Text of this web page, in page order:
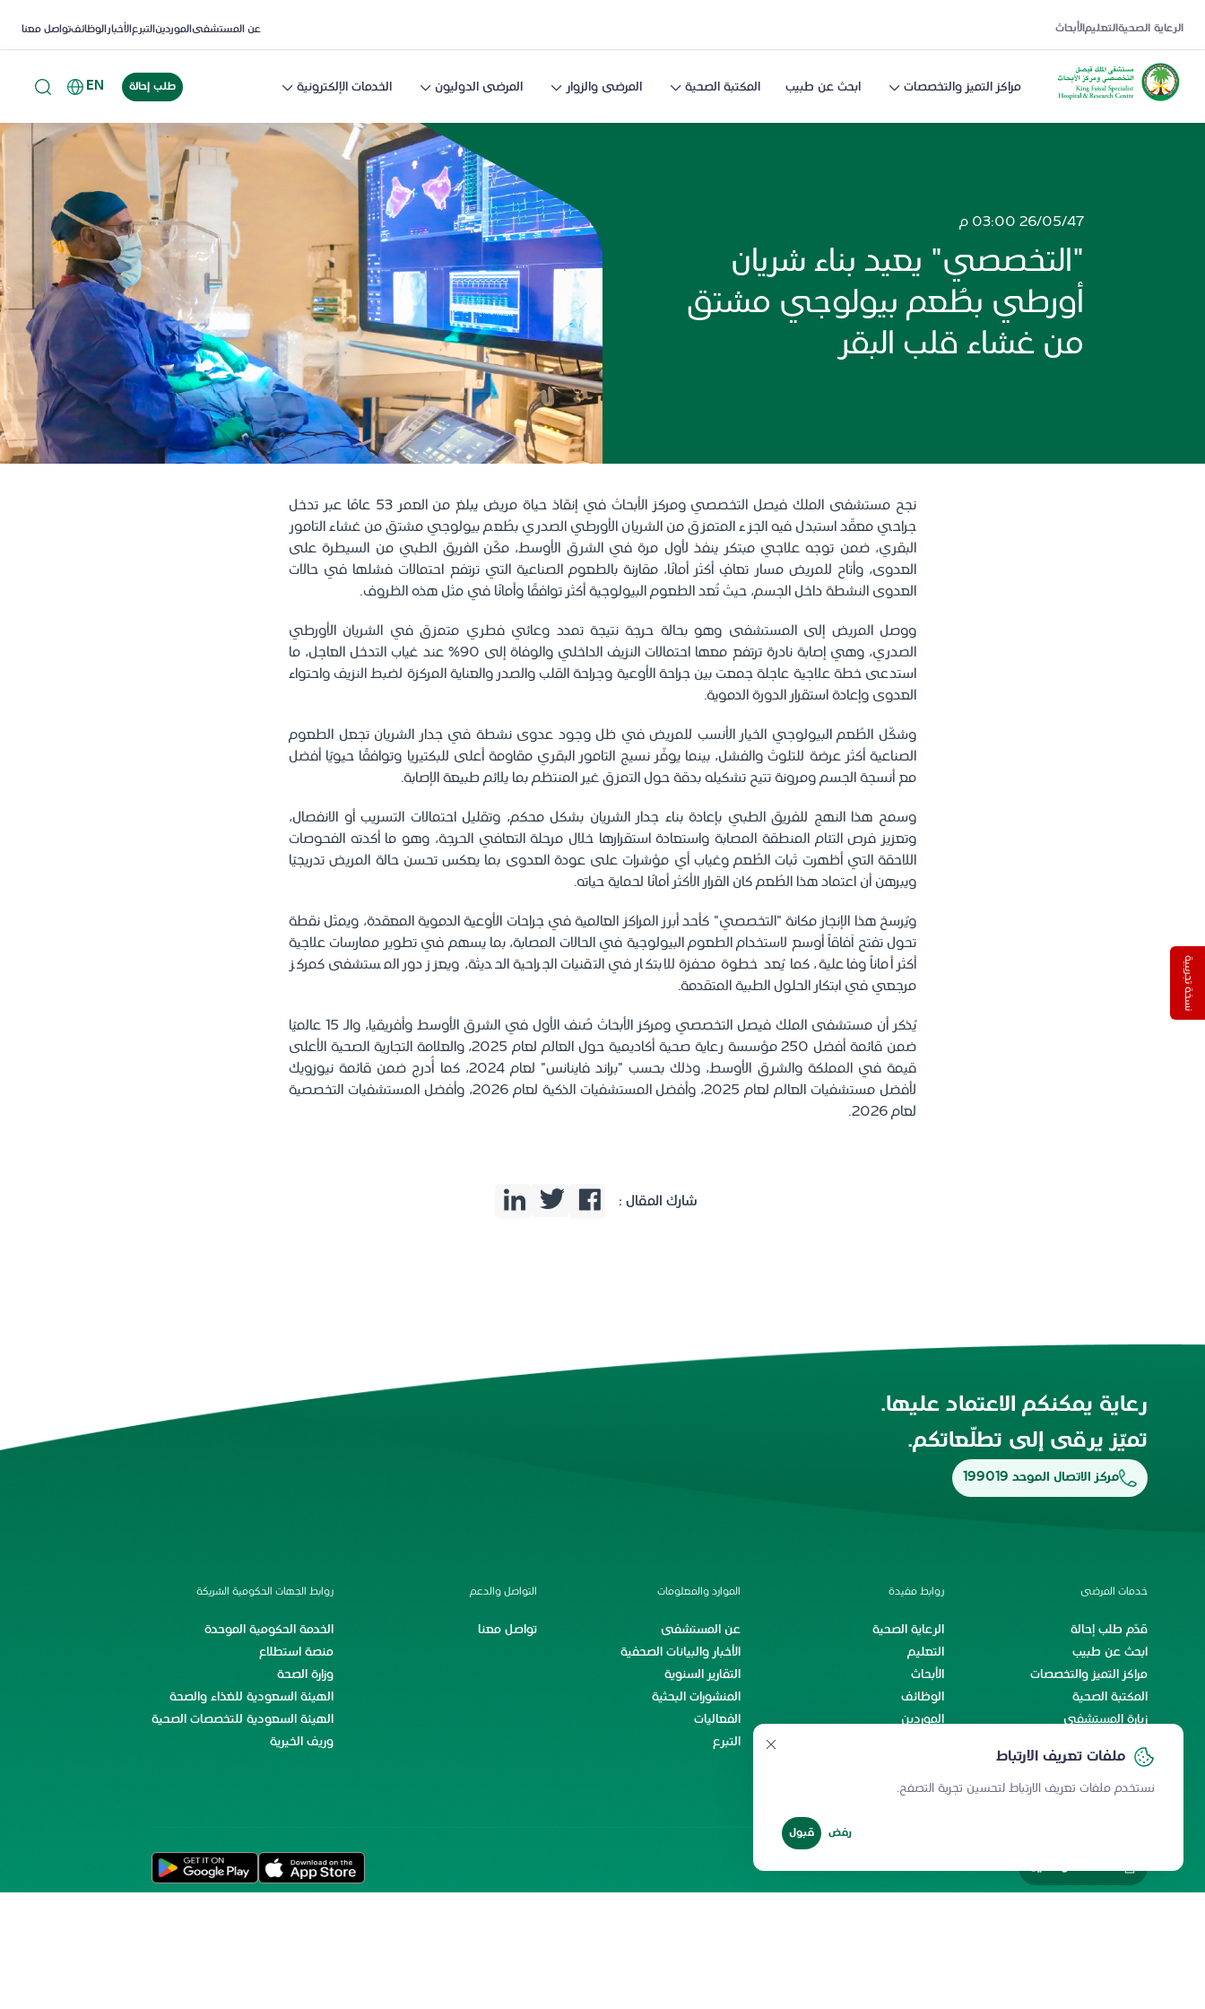
الرعاية الصحيةالتعليمالأبحاث عن المستشفىالموردينالتبرعالأخبارالوظائفتواصل معنا
مراكز التميز والتخصصات ابحث عن طبيب المكتبة الصحية المرضى والزوار المرضى الدوليون الخدمات الإلكترونية طلب إحالة EN
26/05/47 03:00 م
"التخصصي" يعيد بناء شريان
أورطي بطُعم بيولوجي مشتق
من غشاء قلب البقر
نجح مستشفى الملك فيصل التخصصي ومركز الأبحاث في إنقاذ حياة مريض يبلغ من العمر 53 عامًا عبر تدخل
جراحي معقّد استبدل فيه الجزء المتمزق من الشريان الأورطي الصدري بطُعم بيولوجي مشتق من غشاء التامور
البقري، ضمن توجه علاجي مبتكر ينفذ لأول مرة في الشرق الأوسط، مكّن الفريق الطبي من السيطرة على
العدوى، وأتاح للمريض مسار تعافٍ أكثر أمانًا، مقارنة بالطعوم الصناعية التي ترتفع احتمالات فشلها في حالات
العدوى النشطة داخل الجسم، حيث تُعد الطعوم البيولوجية أكثر توافقًا وأمانًا في مثل هذه الظروف.
ووصل المريض إلى المستشفى وهو بحالة حرجة نتيجة تمدد وعائي فطري متمزق في الشريان الأورطي
الصدري، وهي إصابة نادرة ترتفع معها احتمالات النزيف الداخلي والوفاة إلى 90% عند غياب التدخل العاجل، ما
استدعى خطة علاجية عاجلة جمعت بين جراحة الأوعية وجراحة القلب والصدر والعناية المركزة لضبط النزيف واحتواء
العدوى وإعادة استقرار الدورة الدموية.
وشكّل الطُعم البيولوجي الخيار الأنسب للمريض في ظل وجود عدوى نشطة في جدار الشريان تجعل الطعوم
الصناعية أكثر عرضة للتلوث والفشل، بينما يوفّر نسيج التامور البقري مقاومة أعلى للبكتيريا وتوافقًا حيويًا أفضل
مع أنسجة الجسم ومرونة تتيح تشكيله بدقة حول التمزق غير المنتظم بما يلائم طبيعة الإصابة.
وسمح هذا النهج للفريق الطبي بإعادة بناء جدار الشريان بشكل محكم، وتقليل احتمالات التسريب أو الانفصال،
وتعزيز فرص التئام المنطقة المصابة واستعادة استقرارها خلال مرحلة التعافي الحرجة، وهو ما أكدته الفحوصات
اللاحقة التي أظهرت ثبات الطُعم وغياب أي مؤشرات على عودة العدوى بما يعكس تحسن حالة المريض تدريجيًا
ويبرهن أن اعتماد هذا الطُعم كان القرار الأكثر أمانًا لحماية حياته.
ويُرسخ هذا الإنجاز مكانة "التخصصي" كأحد أبرز المراكز العالمية في جراحات الأوعية الدموية المعقدة، ويمثل نقطة
تحول تفتح آفاقاً أوسع لاستخدام الطعوم البيولوجية في الحالات المصابة، بما يسهم في تطوير ممارسات علاجية
أكثر أماناً وفاعلية، كما يُعد خطوة محفزة للابتكار في التقنيات الجراحية الحديثة، ويعزز دور المستشفى كمركز
مرجعي في ابتكار الحلول الطبية المتقدمة.
يُذكر أن مستشفى الملك فيصل التخصصي ومركز الأبحاث صُنف الأول في الشرق الأوسط وأفريقيا، والـ 15 عالميًا
ضمن قائمة أفضل 250 مؤسسة رعاية صحية أكاديمية حول العالم لعام 2025، والعلامة التجارية الصحية الأعلى
قيمة في المملكة والشرق الأوسط، وذلك بحسب "براند فاينانس" لعام 2024، كما أُدرج ضمن قائمة نيوزويك
لأفضل مستشفيات العالم لعام 2025، وأفضل المستشفيات الذكية لعام 2026، وأفضل المستشفيات التخصصية
لعام 2026.
شارك المقال :
ملفات تعريف الارتباط
نستخدم ملفات تعريف الارتباط لتحسين تجربة التصفح.
رفض قبول
رعاية يمكنكم الاعتماد عليها.
تميّز يرقى إلى تطلّعاتكم.
مركز الاتصال الموحد 199019
خدمات المرضى
قدّم طلب إحالة
ابحث عن طبيب
مراكز التميز والتخصصات
المكتبة الصحية
زيارة المستشفى
رحلة المريض الدولي
رحلة الاستشفاء والسكينة
روابط مفيدة
الرعاية الصحية
التعليم
الأبحاث
الوظائف
الموردين
الموارد والمعلومات
عن المستشفى
الأخبار والبيانات الصحفية
التقارير السنوية
المنشورات البحثية
الفعاليات
التبرع
التواصل والدعم
تواصل معنا
روابط الجهات الحكومية الشريكة
الخدمة الحكومية الموحدة
منصة استطلاع
وزارة الصحة
الهيئة السعودية للغذاء والصحة
الهيئة السعودية للتخصصات الصحية
وريف الخيرية
خدمات الموظفين
نسخة تجريبية